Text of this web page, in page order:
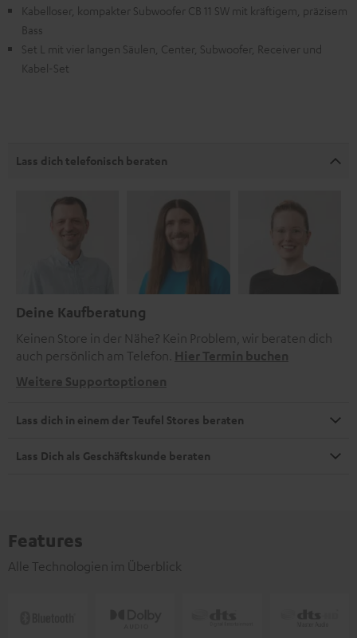
Kabelloser, kompakter Subwoofer CB 11 SW mit kräftigem, präzisem
Bass
Set L mit vier langen Säulen, Center, Subwoofer, Receiver und
Kabel-Set
Lass dich telefonisch beraten
Deine Kaufberatung
Keinen Store in der Nähe? Kein Problem, wir beraten dich
auch persönlich am Telefon. Hier Termin buchen
Weitere Supportoptionen
Lass dich in einem der Teufel Stores beraten
Lass Dich als Geschäftskunde beraten
Features
Alle Technologien im Überblick